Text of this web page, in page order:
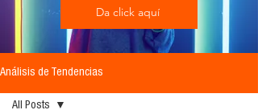
Da click aquí
Análisis de Tendencias
All Posts